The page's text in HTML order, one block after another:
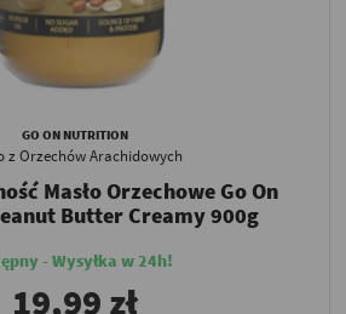
GO ON NUTRITION
z Orzechów Arachidowych
Masło Orzechowe Go On
Butter Creamy 900g
- Wysyłka w 24h!
19,99 zł